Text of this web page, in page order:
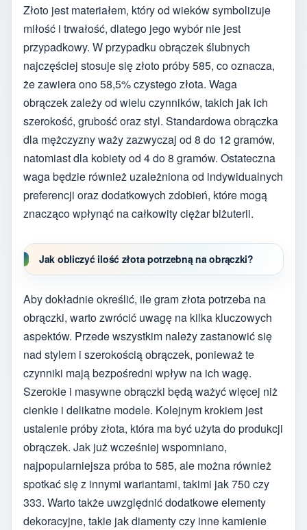
Złoto jest materiałem, który od wieków symbolizuje
miłość i trwałość, dlatego jego wybór nie jest
przypadkowy. W przypadku obrączek ślubnych
najczęściej stosuje się złoto próby 585, co oznacza,
że zawiera ono 58,5% czystego złota. Waga
obrączek zależy od wielu czynników, takich jak ich
szerokość, grubość oraz styl. Standardowa obrączka
dla mężczyzny waży zazwyczaj od 8 do 12 gramów,
natomiast dla kobiety od 4 do 8 gramów. Ostateczna
waga będzie również uzależniona od indywidualnych
preferencji oraz dodatkowych zdobień, które mogą
znacząco wpłynąć na całkowity ciężar biżuterii.
Jak obliczyć ilość złota potrzebną na obrączki?
Aby dokładnie określić, ile gram złota potrzeba na
obrączki, warto zwrócić uwagę na kilka kluczowych
aspektów. Przede wszystkim należy zastanowić się
nad stylem i szerokością obrączek, ponieważ te
czynniki mają bezpośredni wpływ na ich wagę.
Szerokie i masywne obrączki będą ważyć więcej niż
cienkie i delikatne modele. Kolejnym krokiem jest
ustalenie próby złota, która ma być użyta do produkcji
obrączek. Jak już wcześniej wspomniano,
najpopularniejsza próba to 585, ale można również
spotkać się z innymi wariantami, takimi jak 750 czy
333. Warto także uwzględnić dodatkowe elementy
dekoracyjne, takie jak diamenty czy inne kamienie